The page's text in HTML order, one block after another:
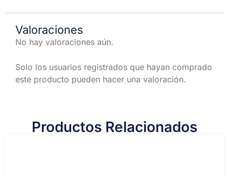
Valoraciones
No hay valoraciones aún.
Solo los usuarios registrados que hayan comprado
este producto pueden hacer una valoración.
Productos Relacionados